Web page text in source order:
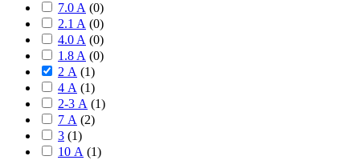
7.0 A (0)
2.1 A (0)
4.0 A (0)
1.8 A (0)
2 А (1)
4 А (1)
2-3 А (1)
7 А (2)
3 (1)
10 А (1)